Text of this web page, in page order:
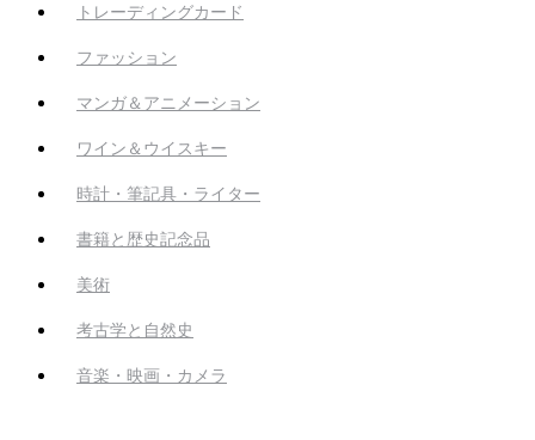
トレーディングカード
ファッション
マンガ＆アニメーション
ワイン＆ウイスキー
時計・筆記具・ライター
書籍と歴史記念品
美術
考古学と自然史
音楽・映画・カメラ